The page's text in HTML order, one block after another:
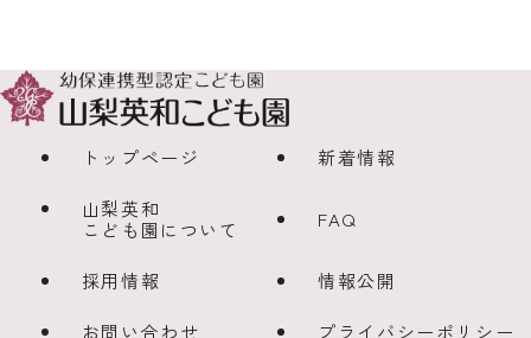
トップページ 新着情報
山梨英和
こども園について
FAQ
採用情報 情報公開
お問い合わせ プライバシーポリシー